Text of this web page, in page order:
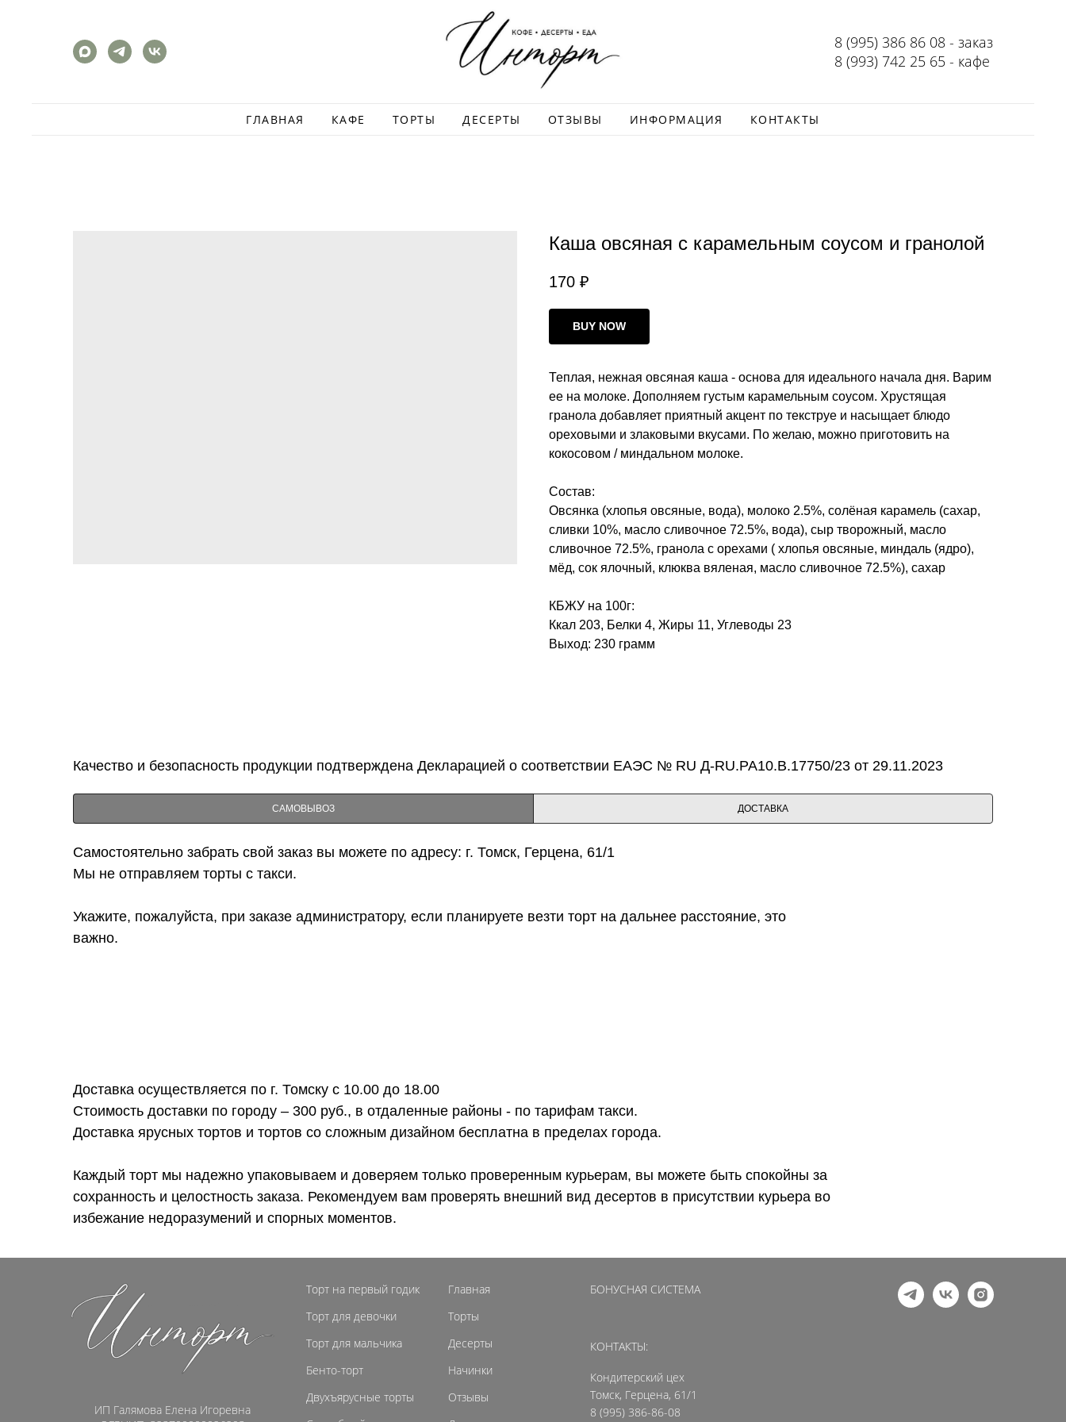
8 (995) 386 86 08 - заказ
8 (993) 742 25 65 - кафе
ГЛАВНАЯ КАФЕ ТОРТЫ ДЕСЕРТЫ ОТЗЫВЫ ИНФОРМАЦИЯ КОНТАКТЫ
Каша овсяная с карамельным соусом и гранолой
170 ₽
BUY NOW
Теплая, нежная овсяная каша - основа для идеального начала дня. Варим
ее на молоке. Дополняем густым карамельным соусом. Хрустящая
гранола добавляет приятный акцент по текструе и насыщает блюдо
ореховыми и злаковыми вкусами. По желаю, можно приготовить на
кокосовом / миндальном молоке.
Состав:
Овсянка (хлопья овсяные, вода), молоко 2.5%, солёная карамель (сахар,
сливки 10%, масло сливочное 72.5%, вода), сыр творожный, масло
сливочное 72.5%, гранола с орехами ( хлопья овсяные, миндаль (ядро),
мёд, сок ялочный, клюква вяленая, масло сливочное 72.5%), сахар
КБЖУ на 100г:
Ккал 203, Белки 4, Жиры 11, Углеводы 23
Выход: 230 грамм
Качество и безопасность продукции подтверждена Декларацией о соответствии ЕАЭС № RU Д-RU.PA10.B.17750/23 от 29.11.2023
САМОВЫВОЗ ДОСТАВКА
Самостоятельно забрать свой заказ вы можете по адресу: г. Томск, Герцена, 61/1
Мы не отправляем торты с такси.
Укажите, пожалуйста, при заказе администратору, если планируете везти торт на дальнее расстояние, это
важно.
Доставка осуществляется по г. Томску с 10.00 до 18.00
Стоимость доставки по городу – 300 руб., в отдаленные районы - по тарифам такси.
Доставка ярусных тортов и тортов со сложным дизайном бесплатна в пределах города.
Каждый торт мы надежно упаковываем и доверяем только проверенным курьерам, вы можете быть спокойны за
сохранность и целостность заказа. Рекомендуем вам проверять внешний вид десертов в присутствии курьера во
избежание недоразумений и спорных моментов.
ИП Галямова Елена Игоревна
Торт на первый годик
Торт для девочки
Торт для мальчика
Бенто-торт
Двухъярусные торты
Главная
Торты
Десерты
Начинки
Отзывы
БОНУСНАЯ СИСТЕМА
КОНТАКТЫ:
Кондитерский цех
Томск, Герцена, 61/1
8 (995) 386-86-08